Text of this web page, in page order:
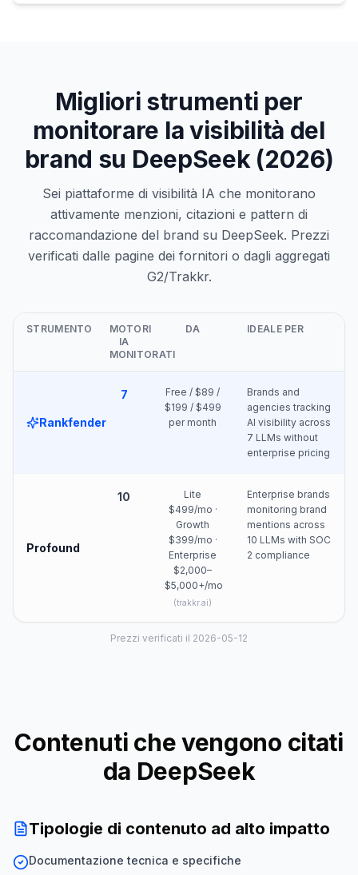
Migliori strumenti per
monitorare la visibilità del
brand su DeepSeek (2026)
Sei piattaforme di visibilità IA che monitorano
attivamente menzioni, citazioni e pattern di
raccomandazione del brand su DeepSeek. Prezzi
verificati dalle pagine dei fornitori o dagli aggregati
G2/Trakkr.
STRUMENTO
MOTORI
IA
MONITORATI
DA IDEALE PER
Rankfender
7
Free / $89 /
$199 / $499
per month
Brands and
agencies tracking
AI visibility across
7 LLMs without
enterprise pricing
Profound
10
Lite
$499/mo ·
Growth
$399/mo ·
Enterprise
$2,000–
$5,000+/mo
(trakkr.ai)
Enterprise brands
monitoring brand
mentions across
10 LLMs with SOC
2 compliance
Prezzi verificati il 2026-05-12
Contenuti che vengono citati
da DeepSeek
Tipologie di contenuto ad alto impatto
Documentazione tecnica e specifiche